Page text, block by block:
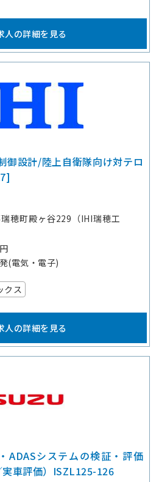
人の詳細を見る
御設計/陸上自衛隊向け対テロ
穂町殿ヶ谷229（IHI瑞穂工
(電気・電子)
クス
人の詳細を見る
ADASシステムの検証・評価
実車評価）ISZL125-126